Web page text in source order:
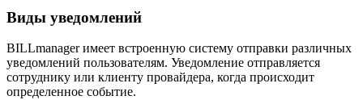
Виды уведомлений
BILLmanager имеет встроенную систему отправки различных
уведомлений пользователям. Уведомление отправляется
сотруднику или клиенту провайдера, когда происходит
определенное событие.